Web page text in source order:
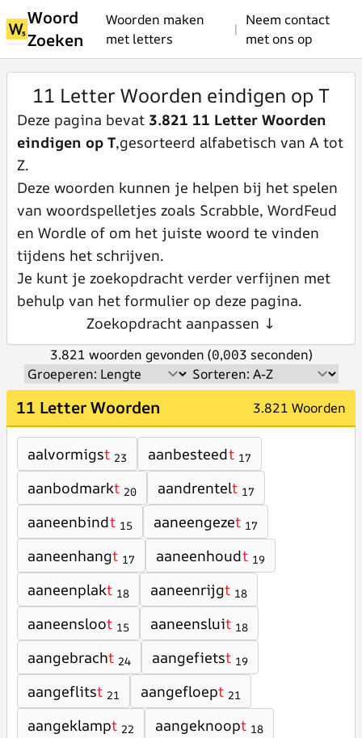
Woord
Zoeken
Woorden maken
met letters
|
Neem contact
met ons op
11 Letter Woorden eindigen op T
Deze pagina bevat 3.821 11 Letter Woorden
eindigen op T,gesorteerd alfabetisch van A tot
Z.
Deze woorden kunnen je helpen bij het spelen
van woordspelletjes zoals Scrabble, WordFeud
en Wordle of om het juiste woord te vinden
tijdens het schrijven.
Je kunt je zoekopdracht verder verfijnen met
behulp van het formulier op deze pagina.
Zoekopdracht aanpassen ↓
3.821 woorden gevonden (0,003 seconden)
11 Letter Woorden 3.821 Woorden
aalvormigst 23 aanbesteedt 17
aanbodmarkt 20 aandrentelt 17
aaneenbindt 15 aaneengezet 17
aaneenhangt 17 aaneenhoudt 19
aaneenplakt 18 aaneenrijgt 18
aaneensloot 15 aaneensluit 18
aangebracht 24 aangefietst 19
aangeflitst 21 aangefloept 21
aangeklampt 22 aangeknoopt 18